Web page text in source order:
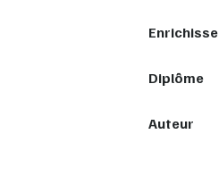
Diplôme
Auteur